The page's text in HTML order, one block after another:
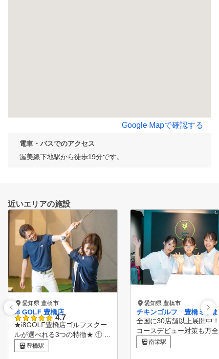
Google Mapで確認する
電車・バスでのアクセス
渥美線下地駅から徒歩19分です。
近いエリアの施設
愛知県 豊橋市
i8 GOLF 豊橋店
4.7
★i8GOLF豊橋店ゴルフスクー
ルが選べれる3つの特徴★ ① 少
人数制レッスン マンツーマン
または最大2名までの個別指導
豊橋駅
愛知県 豊橋市
チキンゴルフ 豊橋ミラ
全国に30店舗以上展開中
コースデビュー対策も万
新のシミュレーションマ
チキンゴルフにお通い頂
南栄駅